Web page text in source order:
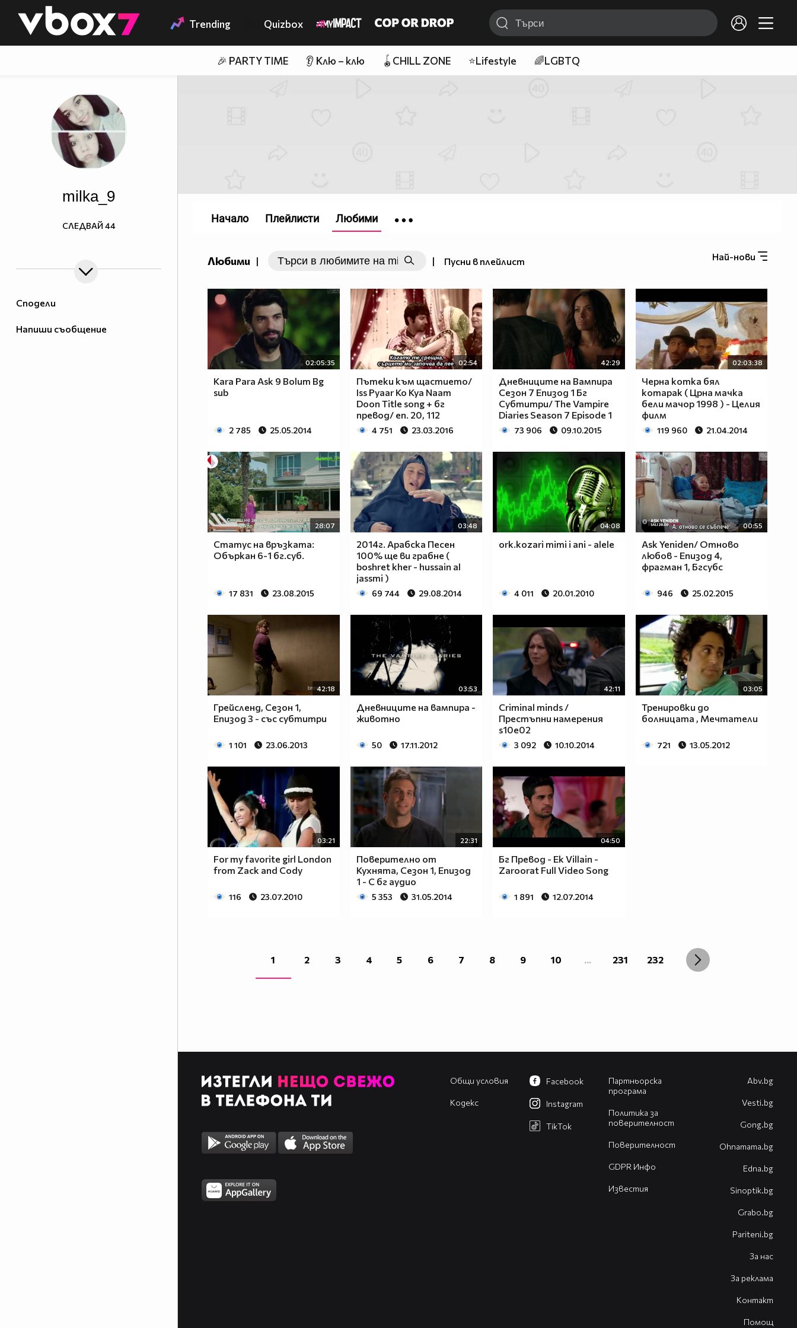
👾 Trending Quizbox
🎉 PARTY TIME 👂 Клю – клю 🪀CHILL ZONE ⭐Lifestyle 🌈LGBTQ
Сподели
Напиши съобщение
milka_9
СЛЕДВАЙ 44
Любими | | Пусни в плейлист Най-нови
02:05:35
Kara Para Ask 9 Bolum Bg
sub
2 785 25.05.2014
02:54
Пътеки към щастието/
Iss Pyaar Ko Kya Naam
Doon Title song + бг
превод/ еп. 20, 112
4 751 23.03.2016
42:29
Дневниците на Вампира
Сезон 7 Епизод 1 Бг
Субтитри/ The Vampire
Diaries Season 7 Episode 1
73 906 09.10.2015
02:03:38
Черна котка бял
котарак ( Црна мачка
бели мачор 1998 ) - Целия
филм
119 960 21.04.2014
28:07
Статус на връзката:
Объркан 6-1 бг.суб.
17 831 23.08.2015
03:48
2014г. Арабска Песен
100% ще ви грабне (
boshret kher - hussain al
jassmi )
69 744 29.08.2014
04:08
ork.kozari mimi i ani - alele
4 011 20.01.2010
00:55
Ask Yeniden/ Отново
любов - Епизод 4,
фрагман 1, Бгсубс
946 25.02.2015
42:18
Грейсленд, Сезон 1,
Епизод 3 - със субтитри
1 101 23.06.2013
03:53
Дневниците на вампира -
животно
50 17.11.2012
42:11
Criminal minds /
Престъпни намерения
s10e02
3 092 10.10.2014
03:05
Тренировки до
болницата , Мечтатели
721 13.05.2012
03:21
For my favorite girl London
from Zack and Cody
116 23.07.2010
22:31
Поверително от
Кухнята, Сезон 1, Епизод
1 - С бг аудио
5 353 31.05.2014
04:50
Бг Превод - Ek Villain -
Zaroorat Full Video Song
1 891 12.07.2014
1 2 3 4 5 6 7 8 9 10 ... 231 232
Начало Плейлисти Любими
Общи условия
Кодекс
Партньорска
програма
Политика за
поверителност
Поверителност
GDPR Инфо
Известия
Facebook
Instagram
TikTok
Abv.bg
Vesti.bg
Gong.bg
Оhnamama.bg
Edna.bg
Sinoptik.bg
Grabo.bg
Pariteni.bg
За нас
За реклама
Контакт
Помощ